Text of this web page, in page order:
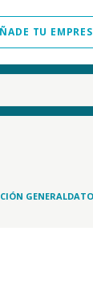
TU
GENERAL